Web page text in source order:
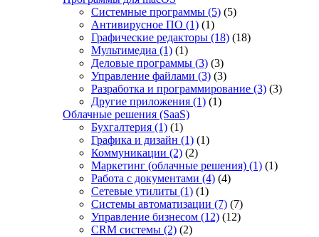
Системные программы (5) (5)
Антивирусное ПО (1) (1)
Графические редакторы (18) (18)
Мультимедиа (1) (1)
Деловые программы (3) (3)
Управление файлами (3) (3)
Разработка и программирование (3) (3)
Другие приложения (1) (1)
Облачные решения (SaaS)
Бухгалтерия (1) (1)
Графика и дизайн (1) (1)
Коммуникации (2) (2)
Маркетинг (облачные решения) (1) (1)
Работа с документами (4) (4)
Сетевые утилиты (1) (1)
Системы автоматизации (7) (7)
Управление бизнесом (12) (12)
CRM системы (2) (2)